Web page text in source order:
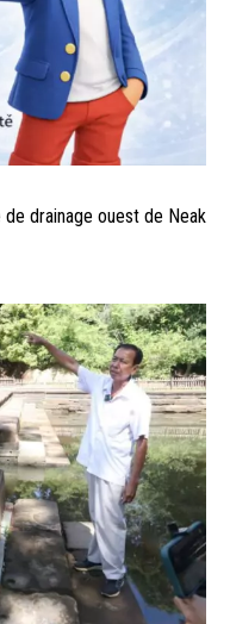
de drainage ouest de Neak